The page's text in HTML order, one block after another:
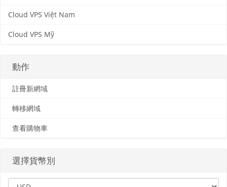
Cloud VPS Việt Nam
Cloud VPS Mỹ
動作
註冊新網域
轉移網域
查看購物車
選擇貨幣別